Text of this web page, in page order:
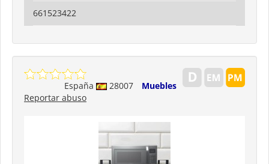
661523422
España 28007
Muebles
Reportar abuso